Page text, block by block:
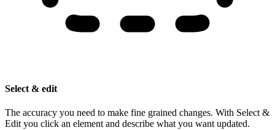
Select & edit
The accuracy you need to make fine grained changes. With Select &
Edit you click an element and describe what you want updated.